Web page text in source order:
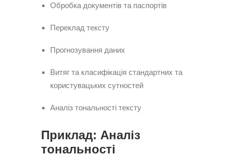
Обробка документів та паспортів
Переклад тексту
Прогнозування даних
Витяг та класифікація стандартних та
користувацьких сутностей
Аналіз тональності тексту
Приклад: Аналіз
тональності